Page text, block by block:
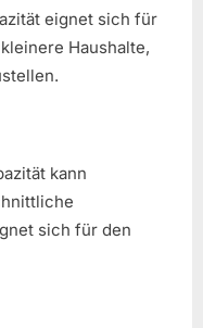
eignet sich für
Haushalte,
kann
sich für den